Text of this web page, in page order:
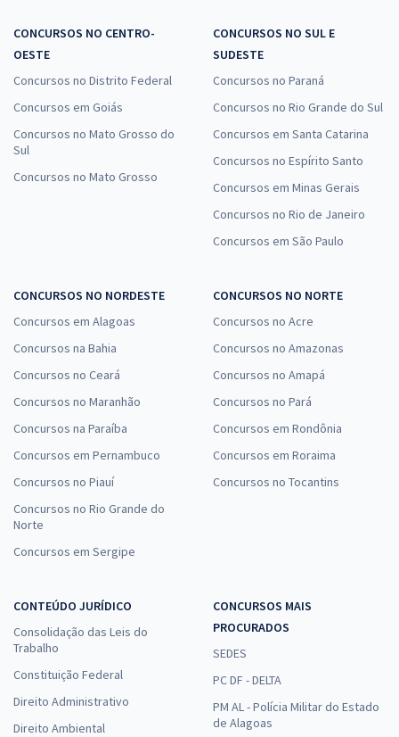
CONCURSOS NO CENTRO-
OESTE
Concursos no Distrito Federal
Concursos em Goiás
Concursos no Mato Grosso do
Sul
Concursos no Mato Grosso
CONCURSOS NO SUL E
SUDESTE
Concursos no Paraná
Concursos no Rio Grande do Sul
Concursos em Santa Catarina
Concursos no Espírito Santo
Concursos em Minas Gerais
Concursos no Rio de Janeiro
Concursos em São Paulo
CONCURSOS NO NORDESTE
Concursos em Alagoas
Concursos na Bahia
Concursos no Ceará
Concursos no Maranhão
Concursos na Paraíba
Concursos em Pernambuco
Concursos no Piauí
Concursos no Rio Grande do
Norte
Concursos em Sergipe
CONCURSOS NO NORTE
Concursos no Acre
Concursos no Amazonas
Concursos no Amapá
Concursos no Pará
Concursos em Rondônia
Concursos em Roraima
Concursos no Tocantins
CONTEÚDO JURÍDICO
Consolidação das Leis do
Trabalho
Constituição Federal
Direito Administrativo
Direito Ambiental
CONCURSOS MAIS
PROCURADOS
SEDES
PC DF - DELTA
PM AL - Polícia Militar do Estado
de Alagoas